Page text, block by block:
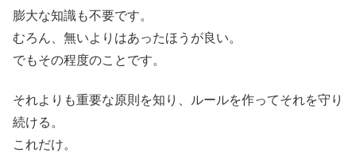
膨大な知識も不要です。
むろん、無いよりはあったほうが良い。
でもその程度のことです。
それよりも重要な原則を知り、ルールを作ってそれを守り
続ける。
これだけ。